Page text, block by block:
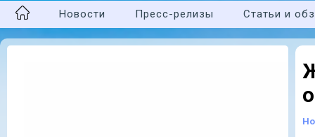
Новости Пресс-релизы Статьи и